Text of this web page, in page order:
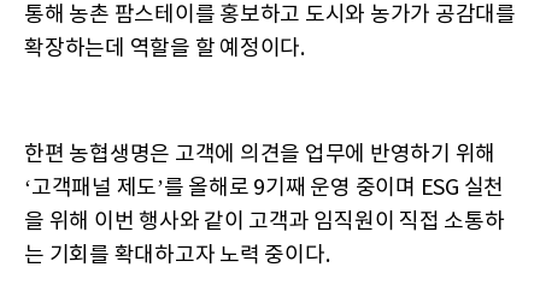
통해 농촌 팜스테이를 홍보하고 도시와 농가가 공감대를
확장하는데 역할을 할 예정이다.
한편 농협생명은 고객에 의견을 업무에 반영하기 위해
‘고객패널 제도’를 올해로 9기째 운영 중이며 ESG 실천
을 위해 이번 행사와 같이 고객과 임직원이 직접 소통하
는 기회를 확대하고자 노력 중이다.